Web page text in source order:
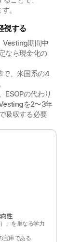
。
視する
Vesting期間中
なら現金化の
で、米国系の4
ESOPの代わり
を2〜3年
吸収する必要
性
」を単なる学力
宝庫である